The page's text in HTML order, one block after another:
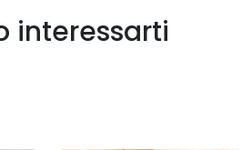
interessarti